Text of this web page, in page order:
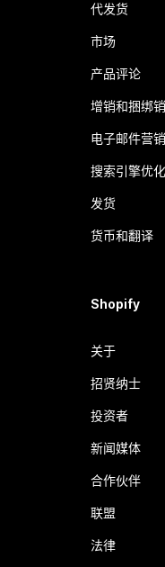
代发货
市场
产品评论
增销和捆绑
电子邮件营销
搜索引擎优
发货
货币和翻译
Shopify
关于
招贤纳士
投资者
新闻媒体
合作伙伴
联盟
法律